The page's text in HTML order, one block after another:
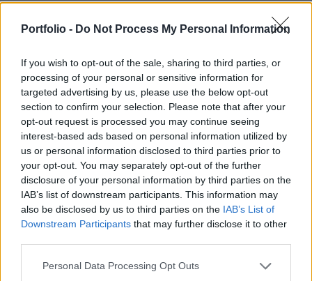
Portfolio - Do Not Process My Personal Information
If you wish to opt-out of the sale, sharing to third parties, or
processing of your personal or sensitive information for
targeted advertising by us, please use the below opt-out
section to confirm your selection. Please note that after your
opt-out request is processed you may continue seeing
interest-based ads based on personal information utilized by
us or personal information disclosed to third parties prior to
your opt-out. You may separately opt-out of the further
disclosure of your personal information by third parties on the
IAB’s list of downstream participants. This information may
also be disclosed by us to third parties on the IAB’s List of
Downstream Participants that may further disclose it to other
Personal Data Processing Opt Outs
A francia külügyminiszter felszólította szombaton
hagyjanak fel destabilizáló tevékenységükkel a
Közel-Keleten, mert az izraeli-palesztin válság
"eszkalációja senkinek nem hozhat győzelmet".
Catherine Colonna az X közösségi oldalon tudatta, hogy
felhívta iráni hivatali kollégája, Hoszein Amirabdollahián
figyelmét arra, soha nem volt még ilyen nagy a kockázata
annak, hogy a közel-keleti válság regionális konfliktussá
szélesedik. Teherán kialakította az úgynevezett "ellenállás
tengelyét" azzal, hogy támogatja az ősellenségének
tekintett Izraellel szemben álló...
KEDVES OLVASÓNK!